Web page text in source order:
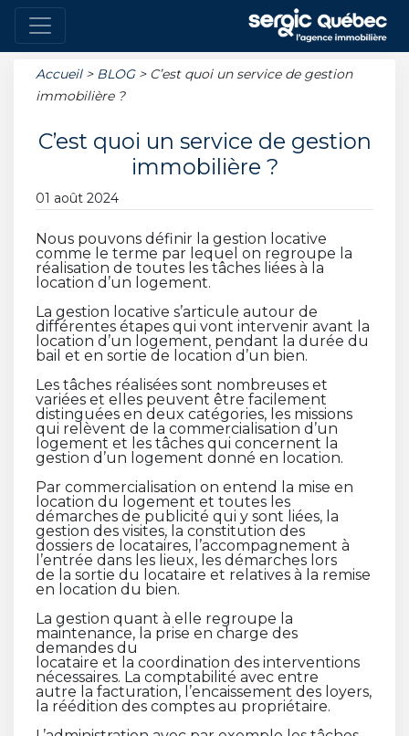
Accueil > BLOG > C’est quoi un service de gestion
immobilière ?
C’est quoi un service de gestion
immobilière ?
01 août 2024
Nous pouvons définir la gestion locative
comme le terme par lequel on regroupe la
réalisation de toutes les tâches liées à la
location d’un logement.
La gestion locative s’articule autour de
différentes étapes qui vont intervenir avant la
location d’un logement, pendant la durée du
bail et en sortie de location d’un bien.
Les tâches réalisées sont nombreuses et
variées et elles peuvent être facilement
distinguées en deux catégories, les missions
qui relèvent de la commercialisation d’un
logement et les tâches qui concernent la
gestion d’un logement donné en location.
Par commercialisation on entend la mise en
location du logement et toutes les
démarches de publicité qui y sont liées, la
gestion des visites, la constitution des
dossiers de locataires, l’accompagnement à
l’entrée dans les lieux, les démarches lors
de la sortie du locataire et relatives à la remise
en location du bien.
La gestion quant à elle regroupe la
maintenance, la prise en charge des
demandes du
locataire et la coordination des interventions
nécessaires. La comptabilité avec entre
autre la facturation, l’encaissement des loyers,
la réédition des comptes au propriétaire.